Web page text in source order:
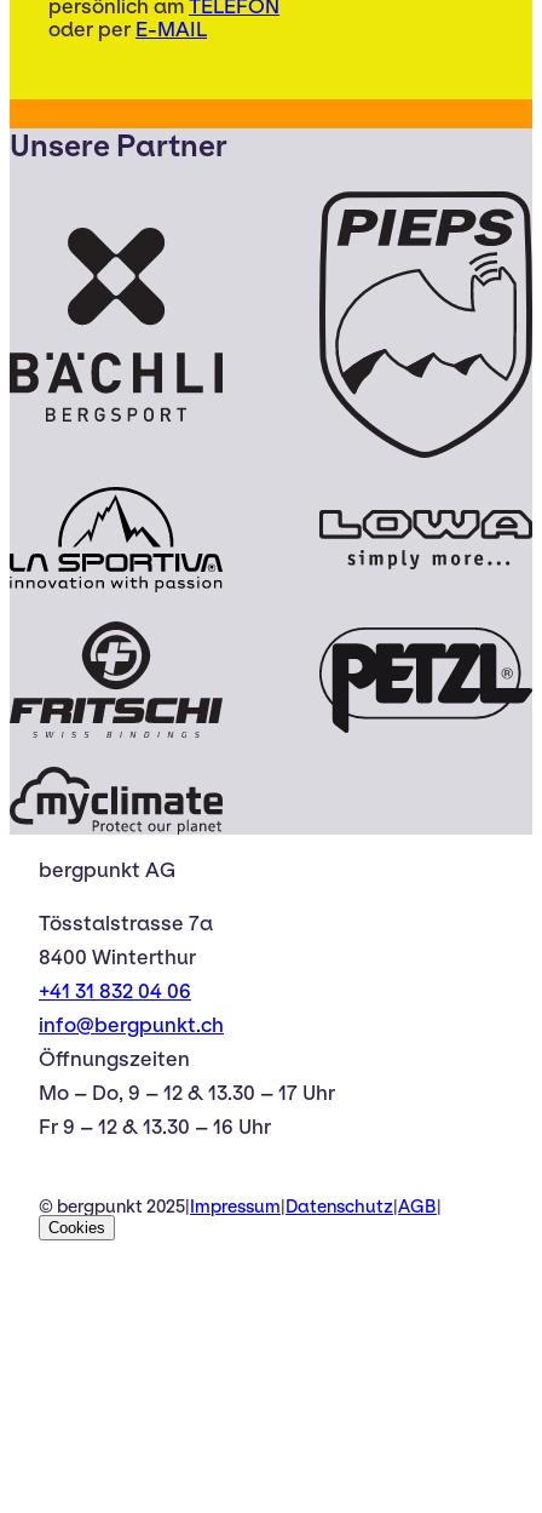
persönlich am TELEFON
oder per E-MAIL
Unsere Partner
bergpunkt AG
Tösstalstrasse 7a
8400 Winterthur
+41 31 832 04 06
info@bergpunkt.ch
Öffnungszeiten
Mo – Do, 9 – 12 & 13.30 – 17 Uhr
Fr 9 – 12 & 13.30 – 16 Uhr
© bergpunkt 2025 Impressum Datenschutz AGB
Cookies